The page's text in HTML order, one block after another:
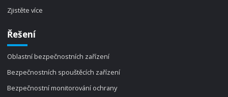
Zjistěte více
Řešení
Oblastní bezpečnostních zařízení
Bezpečnostních spouštěcích zařízení
Bezpečnostní monitorování ochrany